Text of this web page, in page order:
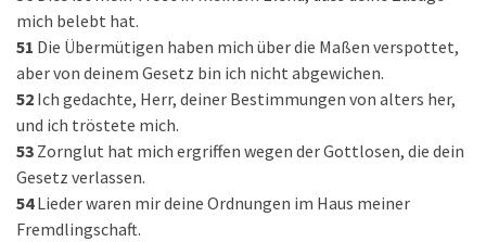
mich belebt hat.
51 Die Übermütigen haben mich über die Maßen verspottet,
aber von deinem Gesetz bin ich nicht abgewichen.
52 Ich gedachte, Herr, deiner Bestimmungen von alters her,
und ich tröstete mich.
53 Zornglut hat mich ergriffen wegen der Gottlosen, die dein
Gesetz verlassen.
54 Lieder waren mir deine Ordnungen im Haus meiner
Fremdlingschaft.